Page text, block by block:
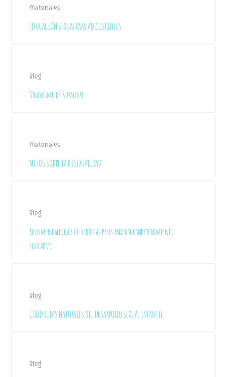
Materiales
EDUCACIÓN SEXUAL PARA ADOLESCENTES
Blog
Síndrome de Burnout.
Materiales
MITOS SOBRE LA BISEXUALIDAD
Blog
Recomendaciones de series & pelis para un entretenimiento
educativo.
Blog
CONDUCTAS NATURALES DEL DESARROLLO SEXUAL INFANTIL
Blog